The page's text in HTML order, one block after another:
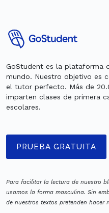
GoStudent es la plataforma
mundo. Nuestro objetivo es
el tutor perfecto. Más de
imparten clases de primera
escolares.
PRUEBA GRATUITA
Para facilitar la lectura de nuestro
usamos la forma masculina. Sin
de nuestros textos pretenden hacer